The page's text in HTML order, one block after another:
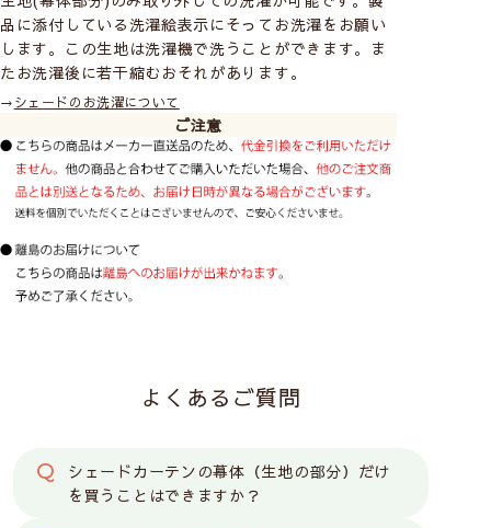
品に添付している洗濯絵表示にそってお洗濯をお願い
します。この生地は洗濯機で洗うことができます。ま
たお洗濯後に若干縮むおそれがあります。
→シェードのお洗濯について
ご注意
よくあるご質問
シェードカーテンの幕体（生地の部分）だけ
を買うことはできますか？